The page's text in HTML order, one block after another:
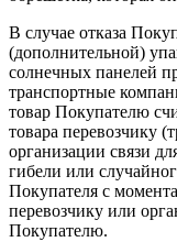
В случае отказа
(дополнительной)
солнечных панелей
транспортные
товар Покупателю
товара перевозчику
организации связи
гибели или
Покупателя с
перевозчику или
Покупателю.